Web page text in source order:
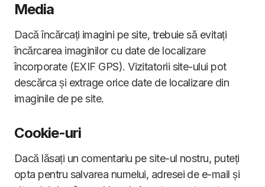
Media
Dacă încărcați imagini pe site, trebuie să evitați
încărcarea imaginilor cu date de localizare
încorporate (EXIF GPS). Vizitatorii site-ului pot
descărca și extrage orice date de localizare din
imaginile de pe site.
Cookie-uri
Dacă lăsați un comentariu pe site-ul nostru, puteți
opta pentru salvarea numelui, adresei de e-mail și